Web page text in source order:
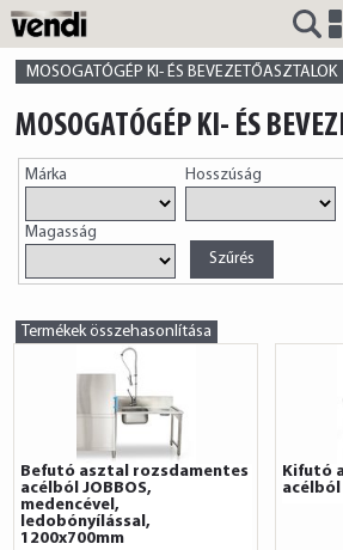
VENDI
HUNGÁRIA
Kft.
MOSOGATÓGÉP KI- ÉS BEVEZETŐASZTALOK
MOSOGATÓGÉP KI- ÉS
Márka Hosszúság
Magasság
Termékek összehasonlítása
Befutó asztal rozsdamentes
acélból JOBBOS,
medencével,
ledobónyílással,
1200x700mm
Kifutó
acélból